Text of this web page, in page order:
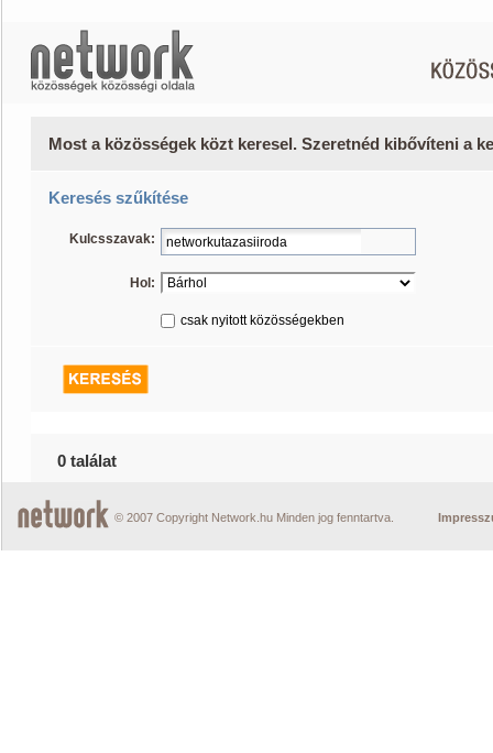
Most a közösségek közt keresel. Szeretnéd kibővíteni a
Keresés szűkítése
Kulcsszavak:
Hol:
csak nyitott közösségekben
0 találat
© 2007 Copyright Network.hu Minden jog fenntartva.